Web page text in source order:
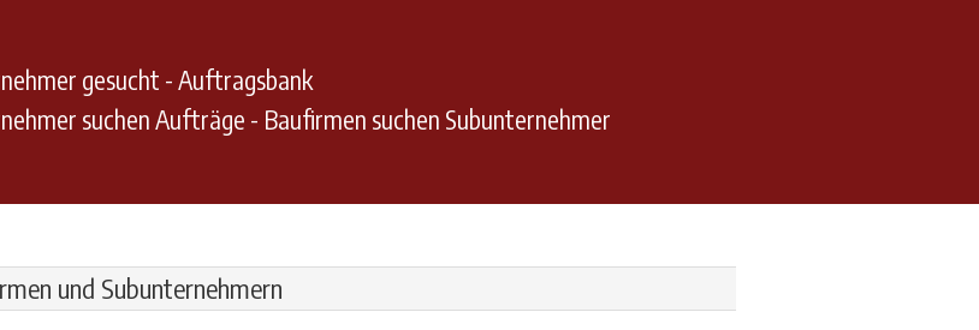
gesucht - Auftragsbank
suchen Aufträge - Baufirmen suchen Subunternehmer
und Subunternehmern